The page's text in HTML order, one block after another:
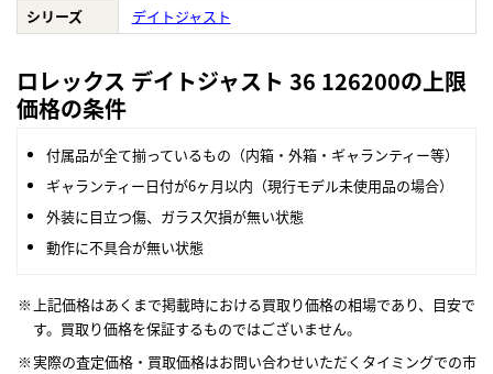
シリーズ
デイトジャスト
ロレックス デイトジャスト 36 126200の上限
価格の条件
付属品が全て揃っているもの（内箱・外箱・ギャランティー等）
ギャランティー日付が6ヶ月以内（現行モデル未使用品の場合）
外装に目立つ傷、ガラス欠損が無い状態
動作に不具合が無い状態
上記価格はあくまで掲載時における買取り価格の相場であり、目安で
す。買取り価格を保証するものではございません。
実際の査定価格・買取価格はお問い合わせいただくタイミングでの市